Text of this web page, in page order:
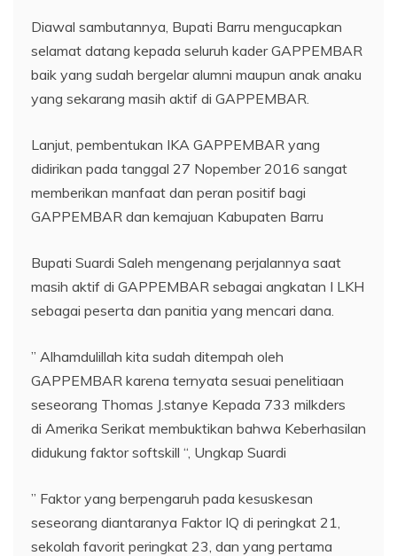
Diawal sambutannya, Bupati Barru mengucapkan
selamat datang kepada seluruh kader GAPPEMBAR
baik yang sudah bergelar alumni maupun anak anaku
yang sekarang masih aktif di GAPPEMBAR.
Lanjut, pembentukan IKA GAPPEMBAR yang
didirikan pada tanggal 27 Nopember 2016 sangat
memberikan manfaat dan peran positif bagi
GAPPEMBAR dan kemajuan Kabupaten Barru
Bupati Suardi Saleh mengenang perjalannya saat
masih aktif di GAPPEMBAR sebagai angkatan I LKH
sebagai peserta dan panitia yang mencari dana.
” Alhamdulillah kita sudah ditempah oleh
GAPPEMBAR karena ternyata sesuai penelitiaan
seseorang Thomas J.stanye Kepada 733 milkders
di Amerika Serikat membuktikan bahwa Keberhasilan
didukung faktor softskill “, Ungkap Suardi
” Faktor yang berpengaruh pada kesuskesan
seseorang diantaranya Faktor IQ di peringkat 21,
sekolah favorit peringkat 23, dan yang pertama